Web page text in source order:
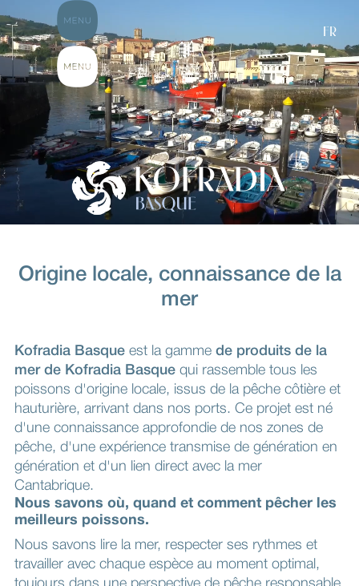
Origine locale, connaissance de la
mer
Kofradia Basqueest la gamme de produits de la
mer de Kofradia Basquequi rassemble tous les
poissons d'origine locale, issus de la pêche côtière et
hauturière, arrivant dans nos ports. Ce projet est né
d'une connaissance approfondie de nos zones de
pêche, d'une expérience transmise de génération en
génération et d'un lien direct avec la mer
Cantabrique.
Nous savons où, quand et comment pêcher les
meilleurs poissons.
Nous savons lire la mer, respecter ses rythmes et
travailler avec chaque espèce au moment optimal,
FR